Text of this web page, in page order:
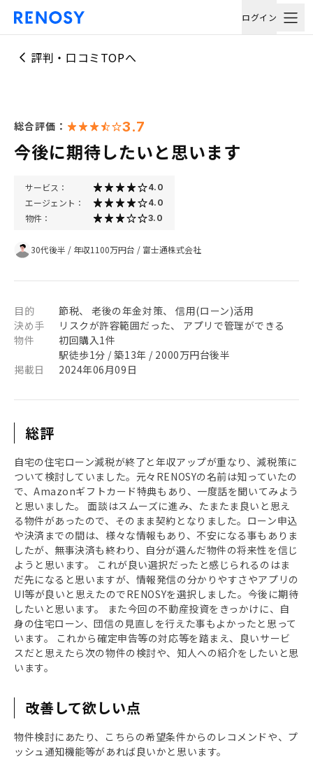
ログイン
評判・口コミTOPへ
総合評価： 3.7
今後に期待したいと思います
サービス： 4.0
エージェント： 4.0
物件： 3.0
30代後半 / 年収1100万円台 / 富士通株式会社
目的
節税、 老後の年金対策、 信用(ローン)活用
決め手
リスクが許容範囲だった、 アプリで管理ができる
物件
初回購入1件
駅徒歩1分 / 築13年 / 2000万円台後半
掲載日
2024年06月09日
総評
自宅の住宅ローン減税が終了と年収アップが重なり、減税策に
ついて検討していました。元々RENOSYの名前は知っていたの
で、Amazonギフトカード特典もあり、一度話を聞いてみよう
と思いました。 面談はスムーズに進み、たまたま良いと思え
る物件があったので、そのまま契約となりました。ローン申込
や決済までの間は、様々な情報もあり、不安になる事もありま
したが、無事決済も終わり、自分が選んだ物件の将来性を信じ
ようと思います。 これが良い選択だったと感じられるのはま
だ先になると思いますが、情報発信の分かりやすさやアプリの
UI等が良いと思えたのでRENOSYを選択しました。今後に期待
したいと思います。 また今回の不動産投資をきっかけに、自
身の住宅ローン、団信の見直しを行えた事もよかったと思って
います。 これから確定申告等の対応等を踏まえ、良いサービ
スだと思えたら次の物件の検討や、知人への紹介をしたいと思
います。
改善して欲しい点
物件検討にあたり、こちらの希望条件からのレコメンドや、プ
ッシュ通知機能等があれば良いかと思います。